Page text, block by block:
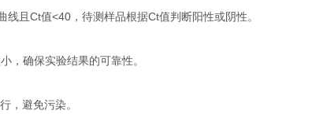
且Ct值<40，待测样品根据Ct值判断阳性或阴性。
，确保实验结果的可靠性。
，避免污染。